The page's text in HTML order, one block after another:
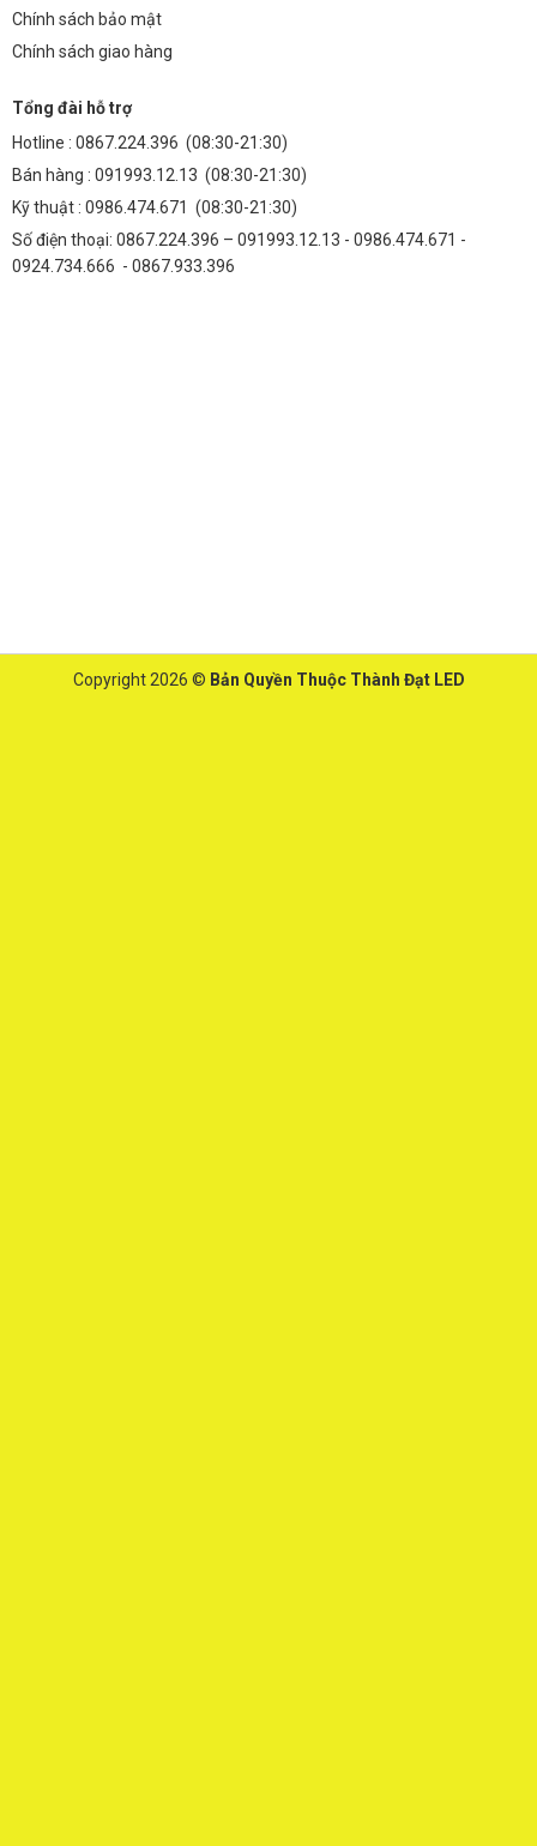
Chính sách bảo mật
Chính sách giao hàng
Tổng đài hỗ trợ
Hotline : 0867.224.396 (08:30-21:30)
Bán hàng : 091993.12.13 (08:30-21:30)
Kỹ thuật : 0986.474.671 (08:30-21:30)
Số điện thoại: 0867.224.396 – 091993.12.13 - 0986.474.671 -
0924.734.666 - 0867.933.396
Copyright 2026 © Bản Quyền Thuộc Thành Đạt LED